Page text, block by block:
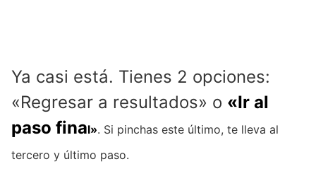
Ya casi está. Tienes 2 opciones:
«Regresar a resultados» o «Ir al
paso final». Si pinchas este último, te lleva al
tercero y último paso.